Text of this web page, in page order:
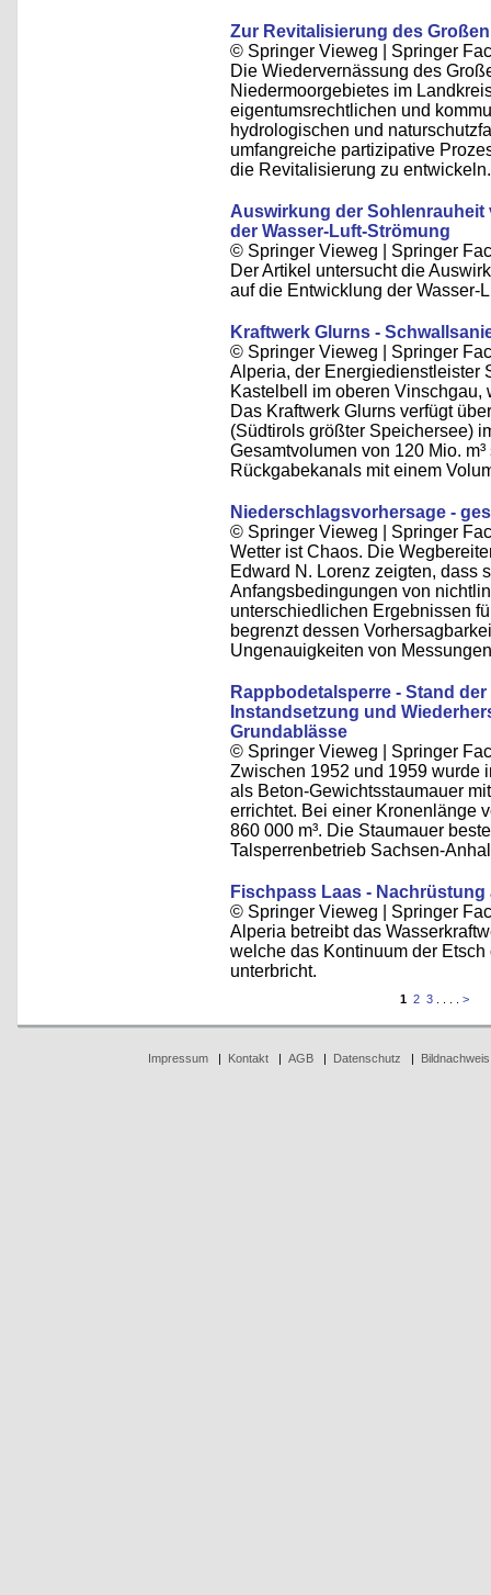
Zur Revitalisierung des
© Springer Vieweg | Springer
Die Wiedervernässung des
Niedermoorgebietes im
eigentumsrechtlichen und
hydrologischen und
umfangreiche partizipative
die Revitalisierung zu entwickeln.
Auswirkung der
der Wasser-Luft-Strömung
© Springer Vieweg | Springer
Der Artikel untersucht die
auf die Entwicklung der Wasser-
Kraftwerk Glurns -
© Springer Vieweg | Springer
Alperia, der Energiedienstleister
Kastelbell im oberen
Das Kraftwerk Glurns verfügt
(Südtirols größter Speichersee)
Gesamtvolumen von 120 Mio.
Rückgabekanals mit einem
Niederschlagsvorhersage -
© Springer Vieweg | Springer
Wetter ist Chaos. Die
Edward N. Lorenz zeigten, dass
Anfangsbedingungen von
unterschiedlichen Ergebnissen
begrenzt dessen
Ungenauigkeiten von
Rappbodetalsperre - Stand
Instandsetzung und
Grundablässe
© Springer Vieweg | Springer
Zwischen 1952 und 1959 wurde
als Beton-Gewichtsstaumauer
errichtet. Bei einer Kronenlänge
860 000 m³. Die Staumauer
Talsperrenbetrieb Sachsen-
Fischpass Laas -
© Springer Vieweg | Springer
Alperia betreibt das
welche das Kontinuum der
unterbricht.
1 2 3 >
Impressum| Kontakt| AGB| Datenschutz | Bildnachweis